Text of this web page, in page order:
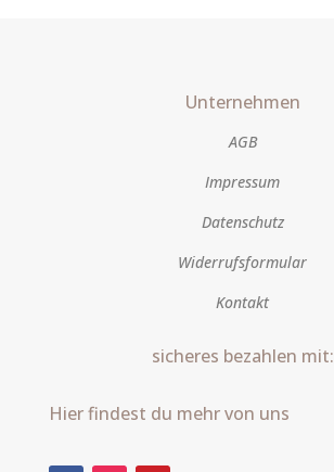
Unternehmen
AGB
Impressum
Datenschutz
Widerrufsformular
Kontakt
sicheres bezahlen mit:
Hier findest du mehr von uns